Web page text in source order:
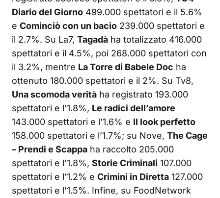
Diario del Giorno 499.000 spettatori e il 5.6%
e Cominciò con un bacio 239.000 spettatori e
il 2.7%. Su La7, Tagadà ha totalizzato 416.000
spettatori e il 4.5%, poi 268.000 spettatori con
il 3.2%, mentre La Torre di Babele Doc ha
ottenuto 180.000 spettatori e il 2%. Su Tv8,
Una scomoda verità ha registrato 193.000
spettatori e l’1.8%, Le radici dell’amore
143.000 spettatori e l’1.6% e Il look perfetto
158.000 spettatori e l’1.7%; su Nove, The Cage
– Prendi e Scappa ha raccolto 205.000
spettatori e l’1.8%, Storie Criminali 107.000
spettatori e l’1.2% e Crimini in Diretta 127.000
spettatori e l’1.5%. Infine, su FoodNetwork